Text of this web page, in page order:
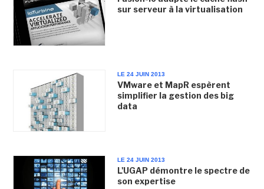
sur serveur à la virtualisation
LE 24 JUIN 2013
VMware et MapR espèrent
simplifier la gestion des big
data
LE 24 JUIN 2013
L'UGAP démontre le spectre de
son expertise